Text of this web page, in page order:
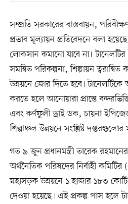
সম্প্রতি সরকারের বাস্তবায়ন,
প্রভাব মূল্যায়ন প্রতিবেদনে বলা
লোকসান কমানো যাবে না। টানেলটির
সমন্বিত পরিকল্পনা, শিল্পায়ন
উন্নয়নে জোর দিতে হবে। টানেলটিকে
করতে হলে আনোয়ারা প্রান্তে
এবং কর্ণফুলী ড্রাই ডক, চায়না
শিল্পাঞ্চল উন্নয়নে সংশ্লিষ্ট
গত ৯ জুন প্রধানমন্ত্রী তারেক
অর্থনৈতিক পরিষদের নির্বাহী
মহাসড়ক উন্নয়নে ১ হাজার ১৮৩
দেওয়া হয়েছে। এই প্রকল্প পাস হলে